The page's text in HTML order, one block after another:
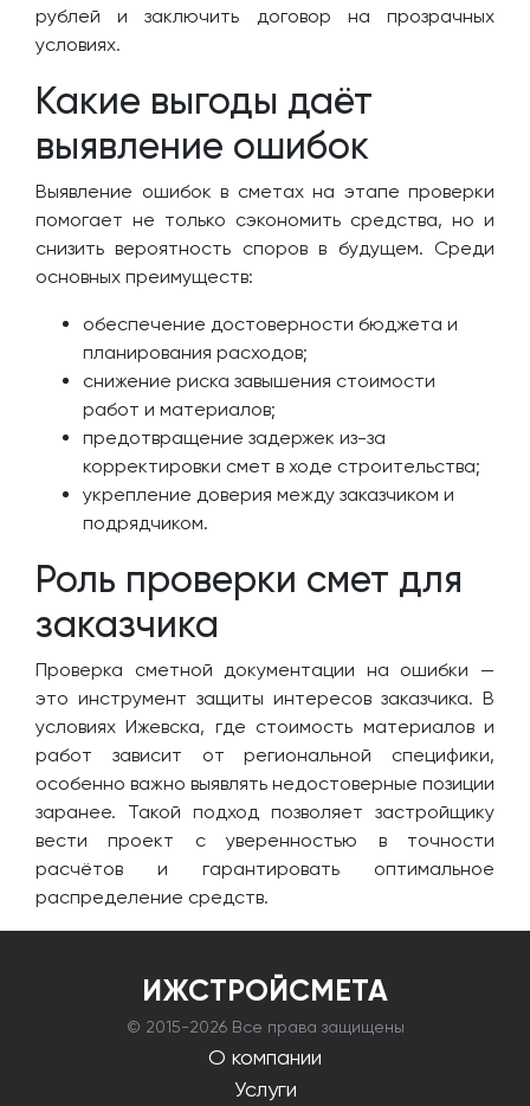
рублей и заключить договор на прозрачных
условиях.
Какие выгоды даёт
выявление ошибок
Выявление ошибок в сметах на этапе проверки
помогает не только сэкономить средства, но и
снизить вероятность споров в будущем. Среди
основных преимуществ:
обеспечение достоверности бюджета и
планирования расходов;
снижение риска завышения стоимости
работ и материалов;
предотвращение задержек из-за
корректировки смет в ходе строительства;
укрепление доверия между заказчиком и
подрядчиком.
Роль проверки смет для
заказчика
Проверка сметной документации на ошибки —
это инструмент защиты интересов заказчика. В
условиях Ижевска, где стоимость материалов и
работ зависит от региональной специфики,
особенно важно выявлять недостоверные позиции
заранее. Такой подход позволяет застройщику
вести проект с уверенностью в точности
расчётов и гарантировать оптимальное
распределение средств.
ИЖСТРОЙСМЕТА
© 2015-2026 Все права защищены
О компании
Услуги